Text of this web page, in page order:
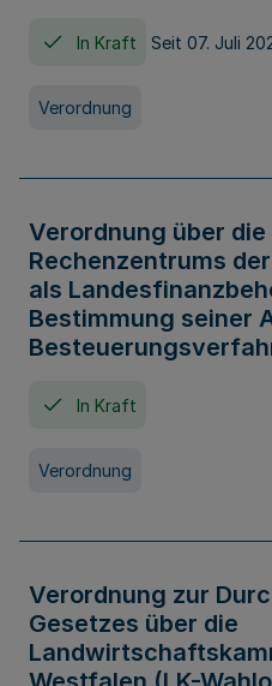
In Kraft Seit 07. Juli
Verordnung
Verordnung über
Rechenzentrums
als
Bestimmung seiner
In Kraft
Verordnung
Verordnung zur
Gesetzes über die